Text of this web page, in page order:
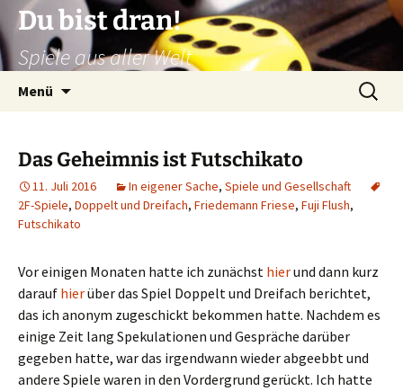
Zum
Inhalt
springen
Du bist dran!
Spiele aus aller Welt
Menü
Suchen
nach:
Das Geheimnis ist Futschikato
11. Juli 2016 In eigener Sache, Spiele und Gesellschaft
2F-Spiele, Doppelt und Dreifach, Friedemann Friese, Fuji Flush,
Futschikato
Vor einigen Monaten hatte ich zunächst hierund dann kurz
darauf hierüber das Spiel Doppelt und Dreifach berichtet,
das ich anonym zugeschickt bekommen hatte. Nachdem es
einige Zeit lang Spekulationen und Gespräche darüber
gegeben hatte, war das irgendwann wieder abgeebbt und
andere Spiele waren in den Vordergrund gerückt. Ich hatte